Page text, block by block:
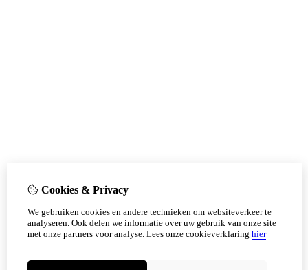
Cookies & Privacy
We gebruiken cookies en andere technieken om websiteverkeer te
analyseren. Ook delen we informatie over uw gebruik van onze site
met onze partners voor analyse. Lees onze cookieverklaring hier